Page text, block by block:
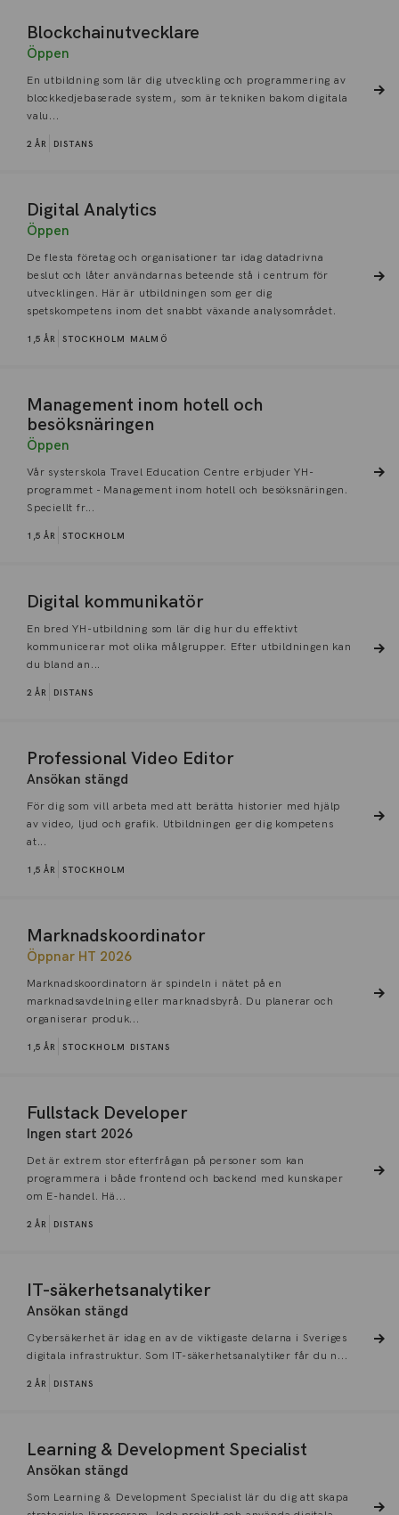
Blockchainutvecklare
Öppen
En utbildning som lär dig utveckling och programmering av
blockkedjebaserade system, som är tekniken bakom digitala
valu...
2 ÅR DISTANS
Digital Analytics
Öppen
De flesta företag och organisationer tar idag datadrivna
beslut och låter användarnas beteende stå i centrum för
utvecklingen. Här är utbildningen som ger dig
spetskompetens inom det snabbt växande analysområdet.
1,5 ÅR STOCKHOLM MALMÖ
Management inom hotell och
besöksnäringen
Öppen
Vår systerskola Travel Education Centre erbjuder YH-
programmet - Management inom hotell och besöksnäringen.
Speciellt fr...
1,5 ÅR STOCKHOLM
Digital kommunikatör
En bred YH-utbildning som lär dig hur du effektivt
kommunicerar mot olika målgrupper. Efter utbildningen kan
du bland an...
2 ÅR DISTANS
Professional Video Editor
Ansökan stängd
För dig som vill arbeta med att berätta historier med hjälp
av video, ljud och grafik. Utbildningen ger dig kompetens
at...
1,5 ÅR STOCKHOLM
Marknadskoordinator
Öppnar HT 2026
Marknadskoordinatorn är spindeln i nätet på en
marknadsavdelning eller marknadsbyrå. Du planerar och
organiserar produk...
1,5 ÅR STOCKHOLM DISTANS
Fullstack Developer
Ingen start 2026
Det är extrem stor efterfrågan på personer som kan
programmera i både frontend och backend med kunskaper
om E-handel. Hä...
2 ÅR DISTANS
IT-säkerhetsanalytiker
Ansökan stängd
Cybersäkerhet är idag en av de viktigaste delarna i Sveriges
digitala infrastruktur. Som IT-säkerhetsanalytiker får du n...
2 ÅR DISTANS
Learning & Development Specialist
Ansökan stängd
Som Learning & Development Specialist lär du dig att skapa